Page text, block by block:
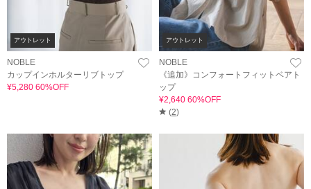
アウトレット
NOBLE
カップインホルターリブトップ
¥5,280 60%OFF
アウトレット
NOBLE
《追加》コンフォートフィットベアト
ップ
¥2,640 60%OFF
(2)